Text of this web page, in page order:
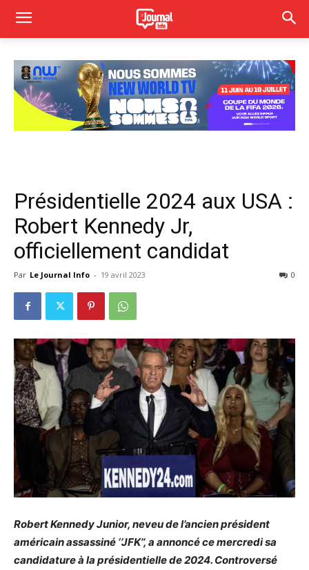
Présidentielle 2024 aux USA :
Robert Kennedy Jr,
officiellement candidat
Par Le Journal Info - 19 avril 2023 0
Robert Kennedy Junior, neveu de l’ancien président
américain assassiné ‘’JFK’’, a annoncé ce mercredi sa
candidature à la présidentielle de 2024. Controversé